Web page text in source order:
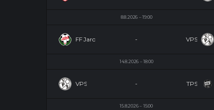
8.8.2026 19:00
FF Jaro VPS
-
14.8.2026 18:00
VPS TPS
-
15.8.2026 15:00